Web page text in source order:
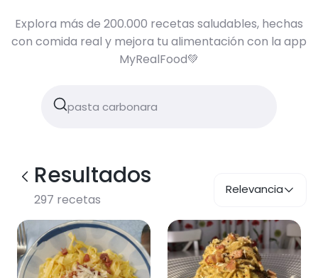
Explora más de 200.000 recetas saludables, hechas
con comida real y mejora tu alimentación con la app
MyRealFood💚
Resultados
297 recetas
Relevancia